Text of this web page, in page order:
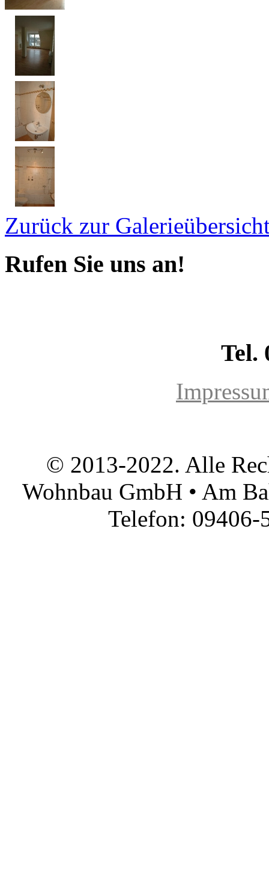
Zurück zur
Rufen Sie uns an!
Tel.
© 2013-2022. Alle
Wohnbau GmbH • Am
Telefon: 09406-